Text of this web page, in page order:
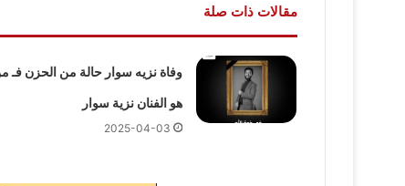
مقالات ذات صلة
وفاة نزيه سوار حالة من الحزن فـ
هو الفنان نزية سوار
2025-04-03